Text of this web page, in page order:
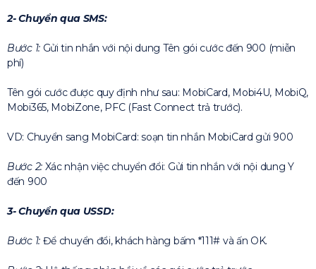
2- Chuyển qua SMS:
Bước 1:Gửi tin nhắn với nội dung Tên gói cước đến 900 (miễn
phí)
Tên gói cước được quy định như sau: MobiCard, Mobi4U, MobiQ,
Mobi365, MobiZone, PFC (Fast Connect trả trước).
VD: Chuyển sang MobiCard: soạn tin nhắn MobiCard gửi 900
Bước 2:Xác nhận việc chuyển đổi: Gửi tin nhắn với nội dung Y
đến 900
3- Chuyển qua USSD:
Bước 1:Để chuyển đổi, khách hàng bấm *111# và ấn OK.